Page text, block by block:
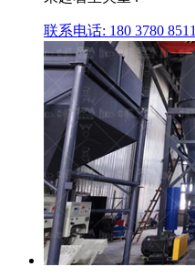
联系电话: 180 3780 8511